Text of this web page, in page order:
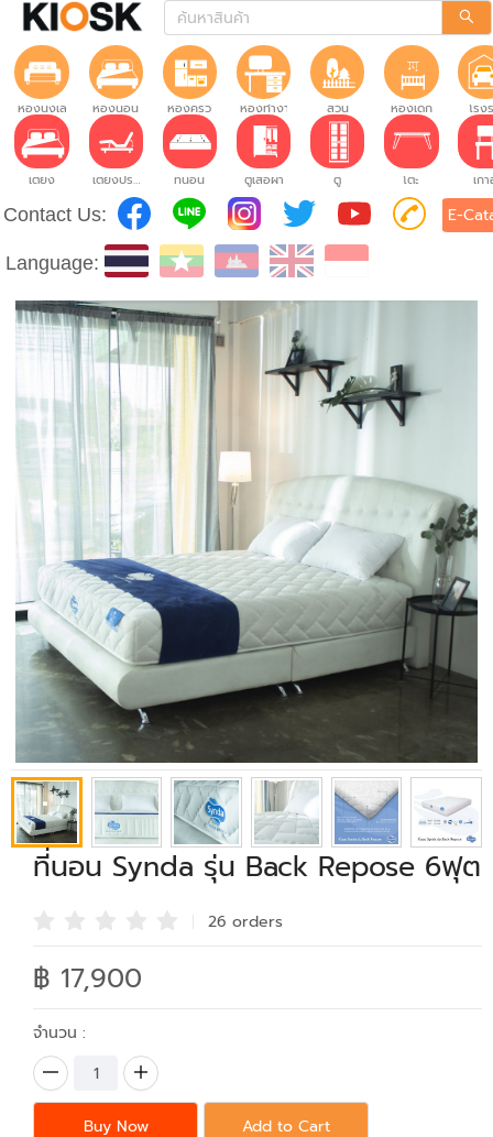
ห้องนั่งเล่น ห้องนอน ห้องครัว ห้องทำงาน สวน ห้องเด็ก โรง
เตียง เตียงปรับระดับ ที่นอน ตู้เสื้อผ้า ตู้ โต๊ะ เก้
Contact Us: E-
Language:
ที่นอน Synda รุ่น Back Repose 6ฟุต
26 orders
฿ 17,900
จำนวน :
Buy Now Add to Cart